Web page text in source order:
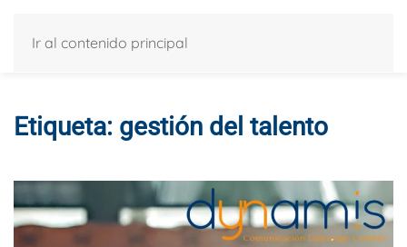
Ir al contenido principal
Etiqueta: gestión del talento